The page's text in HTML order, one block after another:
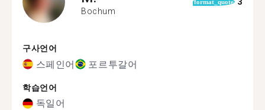
Bochum
format_quote
구사언어
스페인어 포르투갈어
학습언어
독일어